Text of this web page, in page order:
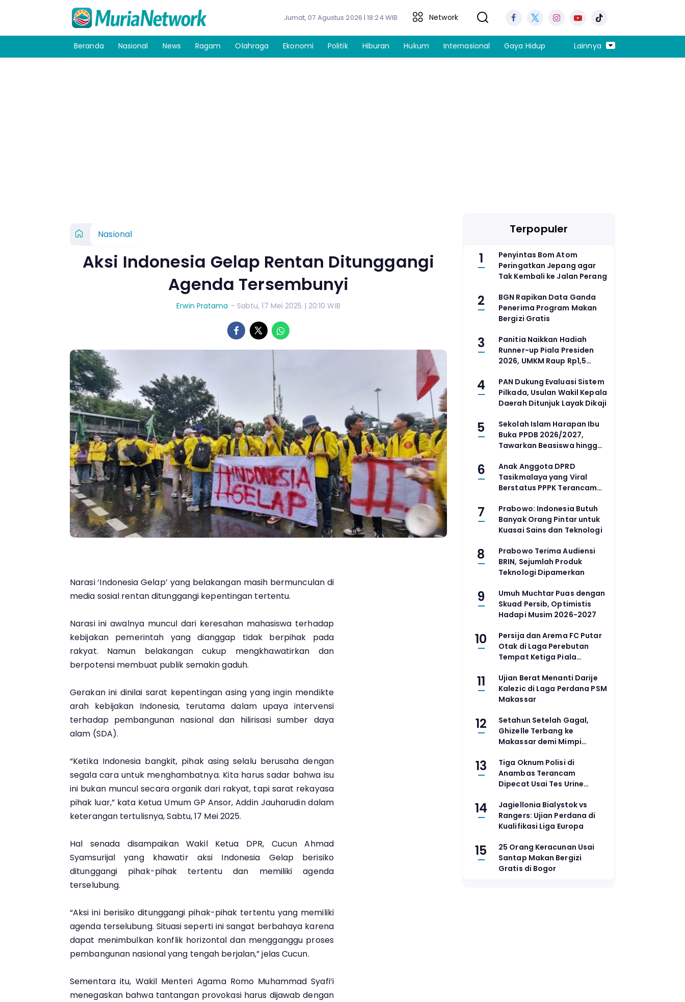
Jumat, 07 Agustus 2026 | 18:24 WIB Network
Beranda Nasional News Ragam Olahraga Ekonomi Politik Hiburan Hukum Internasional Gaya Hidup Lainnya
Nasional
Aksi Indonesia Gelap Rentan Ditunggangi
Agenda Tersembunyi
Erwin Pratama - Sabtu, 17 Mei 2025 | 20:10 WIB
Narasi ‘Indonesia Gelap’ yang belakangan masih bermunculan di
media sosial rentan ditunggangi kepentingan tertentu.
Narasi ini awalnya muncul dari keresahan mahasiswa terhadap
kebijakan pemerintah yang dianggap tidak berpihak pada
rakyat. Namun belakangan cukup mengkhawatirkan dan
berpotensi membuat publik semakin gaduh.
Gerakan ini dinilai sarat kepentingan asing yang ingin mendikte
arah kebijakan Indonesia, terutama dalam upaya intervensi
terhadap pembangunan nasional dan hilirisasi sumber daya
alam (SDA).
“Ketika Indonesia bangkit, pihak asing selalu berusaha dengan
segala cara untuk menghambatnya. Kita harus sadar bahwa isu
ini bukan muncul secara organik dari rakyat, tapi sarat rekayasa
pihak luar,” kata Ketua Umum GP Ansor, Addin Jauharudin dalam
keterangan tertulisnya, Sabtu, 17 Mei 2025.
Hal senada disampaikan Wakil Ketua DPR, Cucun Ahmad
Syamsurijal yang khawatir aksi Indonesia Gelap berisiko
ditunggangi pihak-pihak tertentu dan memiliki agenda
terselubung.
“Aksi ini berisiko ditunggangi pihak-pihak tertentu yang memiliki
agenda terselubung. Situasi seperti ini sangat berbahaya karena
dapat menimbulkan konflik horizontal dan mengganggu proses
pembangunan nasional yang tengah berjalan,” jelas Cucun.
Sementara itu, Wakil Menteri Agama Romo Muhammad Syafi’i
menegaskan bahwa tantangan provokasi harus dijawab dengan
Terpopuler
1
Penyintas Bom Atom
Peringatkan Jepang agar
Tak Kembali ke Jalan Perang
2
BGN Rapikan Data Ganda
Penerima Program Makan
Bergizi Gratis
3
Panitia Naikkan Hadiah
Runner-up Piala Presiden
2026, UMKM Raup Rp1,5
4
PAN Dukung Evaluasi Sistem
Pilkada, Usulan Wakil Kepala
Daerah Ditunjuk Layak Dikaji
5
Sekolah Islam Harapan Ibu
Buka PPDB 2026/2027,
Tawarkan Beasiswa hingga
6
Anak Anggota DPRD
Tasikmalaya yang Viral
Berstatus PPPK Terancam
7
Prabowo: Indonesia Butuh
Banyak Orang Pintar untuk
Kuasai Sains dan Teknologi
8
Prabowo Terima Audiensi
BRIN, Sejumlah Produk
Teknologi Dipamerkan
9
Umuh Muchtar Puas dengan
Skuad Persib, Optimistis
Hadapi Musim 2026-2027
10
Persija dan Arema FC Putar
Otak di Laga Perebutan
Tempat Ketiga Piala
11
Ujian Berat Menanti Darije
Kalezic di Laga Perdana PSM
Makassar
12
Setahun Setelah Gagal,
Ghizelle Terbang ke
Makassar demi Mimpi
13
Tiga Oknum Polisi di
Anambas Terancam
Dipecat Usai Tes Urine
14
Jagiellonia Bialystok vs
Rangers: Ujian Perdana di
Kualifikasi Liga Europa
15
25 Orang Keracunan Usai
Santap Makan Bergizi
Gratis di Bogor